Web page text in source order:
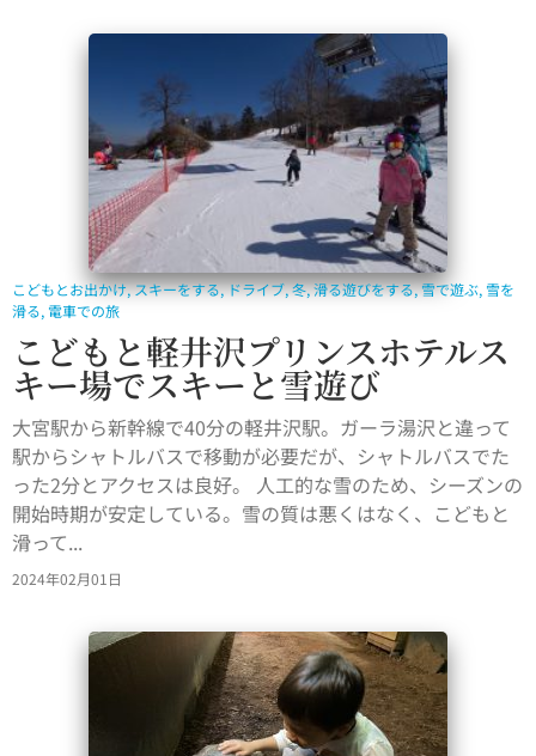
こどもとお出かけ,スキーをする,ドライブ,冬,滑る遊びをする,雪で遊ぶ, 雪を
滑る, 電車での旅
こどもと軽井沢プリンスホテルス
キー場でスキーと雪遊び
大宮駅から新幹線で40分の軽井沢駅。ガーラ湯沢と違って
駅からシャトルバスで移動が必要だが、シャトルバスでた
った2分とアクセスは良好。 人工的な雪のため、シーズンの
開始時期が安定している。雪の質は悪くはなく、こどもと
滑って...
2024年02月01日